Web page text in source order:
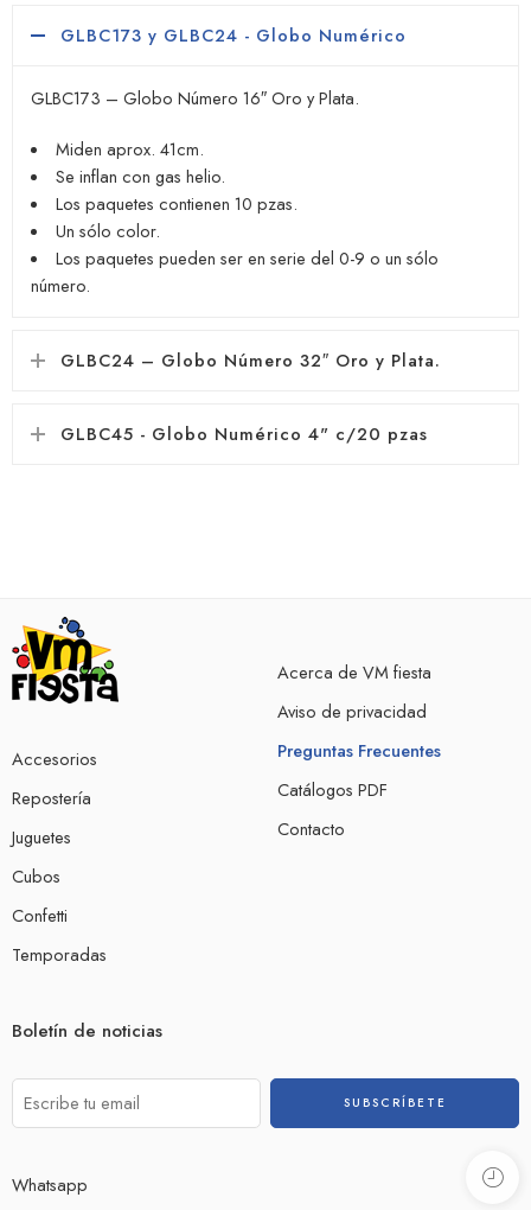
GLBC173 y GLBC24 - Globo Numérico
GLBC173 – Globo Número 16″ Oro y Plata.
Miden aprox. 41cm.
Se inflan con gas helio.
Los paquetes contienen 10 pzas.
Un sólo color.
Los paquetes pueden ser en serie del 0-9 o un sólo
número.
GLBC24 – Globo Número 32″ Oro y Plata.
GLBC45 - Globo Numérico 4" c/20 pzas
Accesorios
Repostería
Juguetes
Cubos
Confetti
Temporadas
Acerca de VM fiesta
Aviso de privacidad
Preguntas Frecuentes
Catálogos PDF
Contacto
Boletín de noticias
Whatsapp